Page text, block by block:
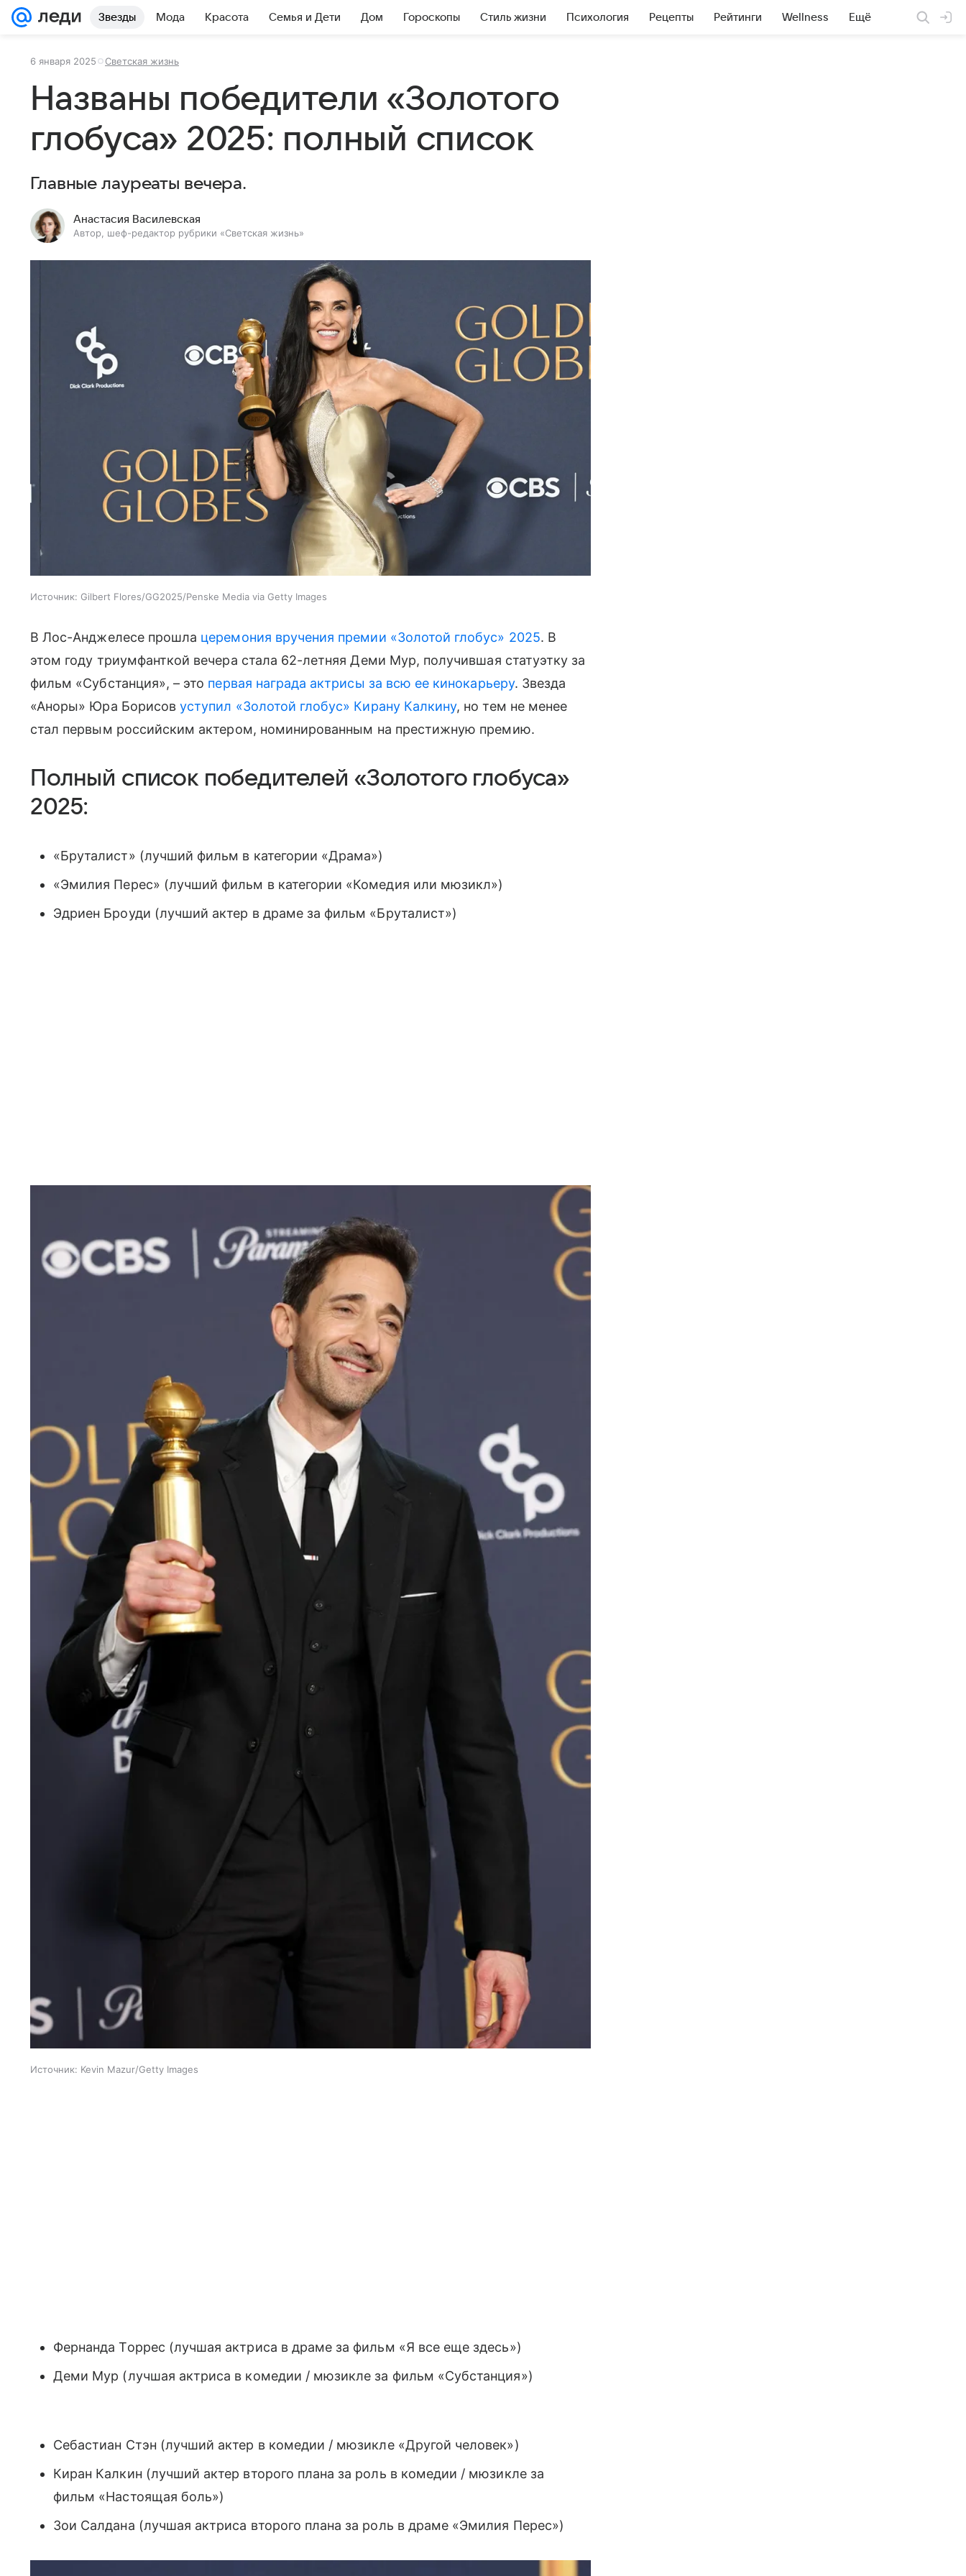
Звезды Мода Красота Семья и Дети Дом Гороскопы Стиль жизни Психология Рецепты Рейтинги Wellness Ещё
6 января 2025 Светская жизнь
Названы победители «Золотого
глобуса» 2025: полный список
Главные лауреаты вечера.
Анастасия Василевская
Автор, шеф-редактор рубрики «Светская жизнь»
Источник: Gilbert Flores/GG2025/Penske Media via Getty Images
В Лос-Анджелесе прошла церемония вручения премии «Золотой глобус» 2025. В
этом году триумфанткой вечера стала 62-летняя Деми Мур, получившая статуэтку за
фильм «Субстанция», – это первая награда актрисы за всю ее кинокарьеру. Звезда
«Аноры» Юра Борисовуступил «Золотой глобус» Кирану Калкину, но тем не менее
стал первым российским актером, номинированным на престижную премию.
Полный список победителей «Золотого глобуса»
2025:
«Бруталист» (лучший фильм в категории «Драма»)
«Эмилия Перес» (лучший фильм в категории «Комедия или мюзикл»)
Эдриен Броуди (лучший актер в драме за фильм «Бруталист»)
Источник: Kevin Mazur/Getty Images
Фернанда Торрес (лучшая актриса в драме за фильм «Я все еще здесь»)
Деми Мур (лучшая актриса в комедии / мюзикле за фильм «Субстанция»)
Себастиан Стэн (лучший актер в комедии / мюзикле «Другой человек»)
Киран Калкин (лучший актер второго плана за роль в комедии / мюзикле за
фильм «Настоящая боль»)
Зои Салдана (лучшая актриса второго плана за роль в драме «Эмилия Перес»)